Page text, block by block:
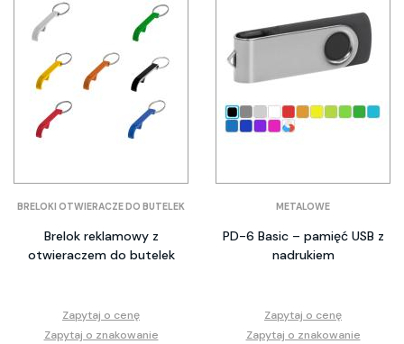
BRELOKI OTWIERACZE DO BUTELEK
Brelok reklamowy z
otwieraczem do butelek
Zapytaj o cenę
Zapytaj o znakowanie
METALOWE
PD-6 Basic – pamięć USB z
nadrukiem
Zapytaj o cenę
Zapytaj o znakowanie